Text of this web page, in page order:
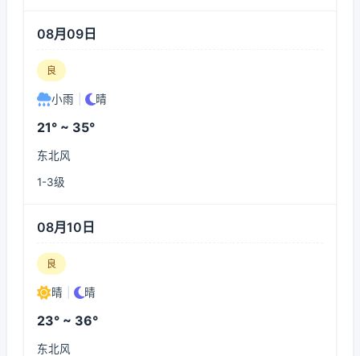
08月09日
良
小雨 晴
21° ~ 35°
东北风
1-3级
08月10日
良
晴 晴
23° ~ 36°
东北风